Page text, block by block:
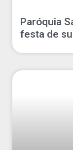
Paróquia
festa de